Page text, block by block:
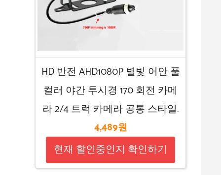
HD 반전 AHD1080P 별빛 어안 풀
컬러 야간 투시경 170 회전 카메
라 2/4 트럭 카메라 공통 스타일.
4,489원
현재 할인중인지 확인하기